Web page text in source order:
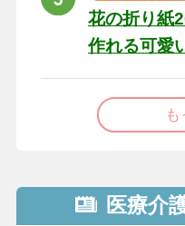
花の折り紙
作れる可愛
医療介